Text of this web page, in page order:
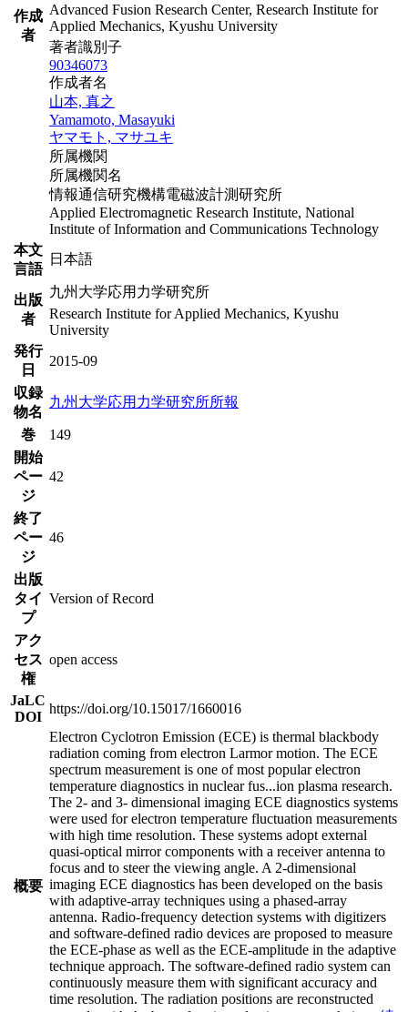
作成
者
Advanced Fusion Research Center, Research Institute for
Applied Mechanics, Kyushu University
著者識別子
90346073
作成者名
山本, 真之
Yamamoto, Masayuki
ヤマモト, マサユキ
所属機関
所属機関名
情報通信研究機構電磁波計測研究所
Applied Electromagnetic Research Institute, National
Institute of Information and Communications Technology
本文
言語
日本語
出版
者
九州大学応用力学研究所
Research Institute for Applied Mechanics, Kyushu
University
発行
日
2015-09
収録
物名
九州大学応用力学研究所所報
巻
149
開始
ペー
ジ
42
終了
ペー
ジ
46
出版
タイ
プ
Version of Record
アク
セス
権
open access
JaLC
DOI
https://doi.org/10.15017/1660016
概要
Electron Cyclotron Emission (ECE) is thermal blackbody
radiation coming from electron Larmor motion. The ECE
spectrum measurement is one of most popular electron
temperature diagnostics in nuclear fus...ion plasma research.
The 2- and 3- dimensional imaging ECE diagnostics systems
were used for electron temperature fluctuation measurements
with high time resolution. These systems adopt external
quasi-optical mirror components with a receiver antenna to
focus and to steer the viewing angle. A 2-dimensional
imaging ECE diagnostics has been developed on the basis
with adaptive-array techniques using a phased-array
antenna. Radio-frequency detection systems with digitizers
and software-defined radio devices are proposed to measure
the ECE-phase as well as the ECE-amplitude in the adaptive
technique approach. The software-defined radio system can
continuously measure them with significant accuracy and
time resolution. The radiation positions are reconstructed